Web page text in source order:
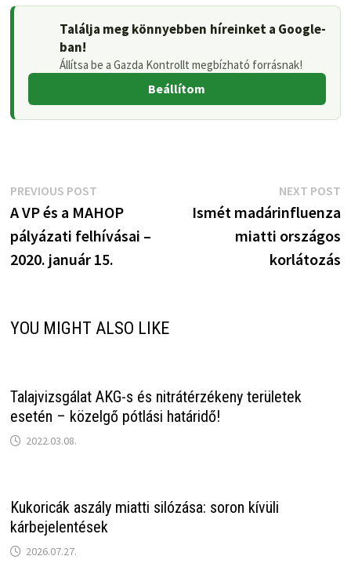
Találja meg könnyebben híreinket a Google-
ban!
Állítsa be a Gazda Kontrollt megbízható forrásnak!
Beállítom
Bejegyzés
navigáció
PREVIOUS POSTPrevious
post:
A VP és a MAHOP
pályázati felhívásai –
2020. január 15.
NEXT POST
Ismét madárinfluenza
miatti országos
korlátozás
YOU MIGHT ALSO LIKE
Talajvizsgálat AKG-s és nitrátérzékeny területek
esetén – közelgő pótlási határidő!
2022.03.08.
Kukoricák aszály miatti silózása: soron kívüli
kárbejelentések
2026.07.27.